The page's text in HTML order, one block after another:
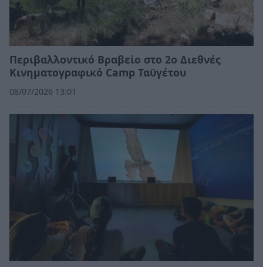
Περιβαλλοντικό Βραβείο στο 2ο Διεθνές
Κινηματογραφικό Camp Ταϋγέτου
08/07/2026 13:01